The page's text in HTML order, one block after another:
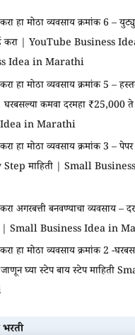
हा मोठा व्यवसाय क्रमांक 6 –
करा | YouTube Business
Idea in Marathi
हा मोठा व्यवसाय क्रमांक 5 –
घरबसल्या कमवा दरमहा ₹25,000
in Marathi
हा मोठा व्यवसाय क्रमांक 3 –
Step माहिती | Small
अगरबत्ती बनवण्याचा व्यवसाय –
| Small Business Idea in
हा मोठा व्यवसाय क्रमांक 2 -
जाणून घ्या स्टेप बाय स्टेप माहिती